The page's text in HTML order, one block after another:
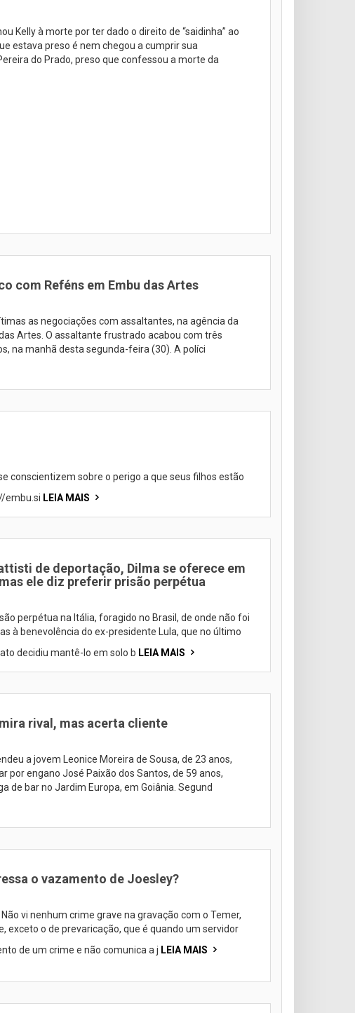
Kelly à morte por ter dado o direito de “saidinha” ao
estava preso é nem chegou a cumprir sua
do Prado, preso que confessou a morte da
com Reféns em Embu das Artes
as negociações com assaltantes, na agência da
Artes. O assaltante frustrado acabou com três
na manhã desta segunda-feira (30). A políci
conscientizem sobre o perigo a que seus filhos estão
embu.si LEIA MAIS
de deportação, Dilma se oferece em
ele diz preferir prisão perpétua
perpétua na Itália, foragido no Brasil, de onde não foi
à benevolência do ex-presidente Lula, que no último
decidiu mantê-lo em solo b LEIA MAIS
rival, mas acerta cliente
a jovem Leonice Moreira de Sousa, de 23 anos,
por engano José Paixão dos Santos, de 59 anos,
de bar no Jardim Europa, em Goiânia. Segund
o vazamento de Joesley?
vi nenhum crime grave na gravação com o Temer,
exceto o de prevaricação, que é quando um servidor
de um crime e não comunica a j LEIA MAIS